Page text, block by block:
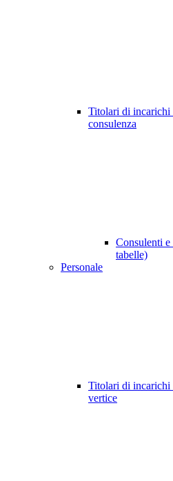
Titolari di incarichi
consulenza
Consulenti
tabelle)
Personale
Titolari di
vertice